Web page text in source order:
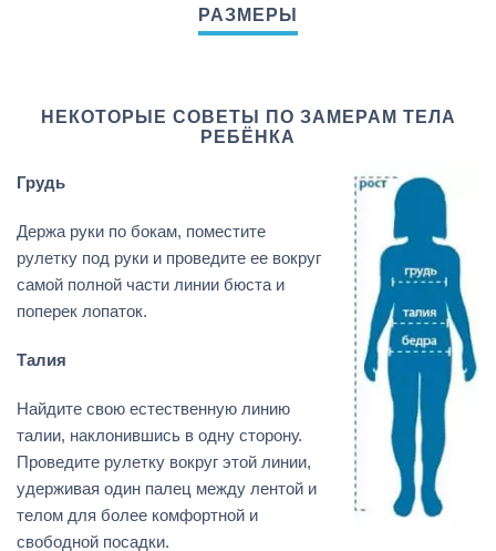
НЕКОТОРЫЕ СОВЕТЫ ПО ЗАМЕРАМ ТЕЛА
РЕБЁНКА
Грудь
Держа руки по бокам, поместите
рулетку под руки и проведите ее вокруг
самой полной части линии бюста и
поперек лопаток.
Талия
Найдите свою естественную линию
талии, наклонившись в одну сторону.
Проведите рулетку вокруг этой линии,
удерживая один палец между лентой и
телом для более комфортной и
свободной посадки.